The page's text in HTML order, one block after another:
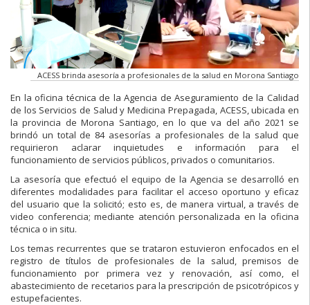
ACESS brinda asesoría a profesionales de la salud en Morona Santiago
En la oficina técnica de la Agencia de Aseguramiento de la Calidad
de los Servicios de Salud y Medicina Prepagada, ACESS, ubicada en
la provincia de Morona Santiago, en lo que va del año 2021 se
brindó un total de 84 asesorías a profesionales de la salud que
requirieron aclarar inquietudes e información para el
funcionamiento de servicios públicos, privados o comunitarios.
La asesoría que efectuó el equipo de la Agencia se desarrolló en
diferentes modalidades para facilitar el acceso oportuno y eficaz
del usuario que la solicitó; esto es, de manera virtual, a través de
video conferencia; mediante atención personalizada en la oficina
técnica o in situ.
Los temas recurrentes que se trataron estuvieron enfocados en el
registro de títulos de profesionales de la salud, premisos de
funcionamiento por primera vez y renovación, así como, el
abastecimiento de recetarios para la prescripción de psicotrópicos y
estupefacientes.